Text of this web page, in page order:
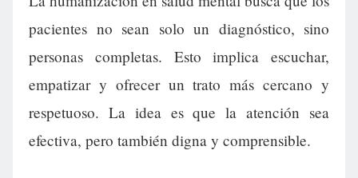
pacientes no sean solo un diagnóstico, sino
personas completas. Esto implica escuchar,
empatizar y ofrecer un trato más cercano y
respetuoso. La idea es que la atención sea
efectiva, pero también digna y comprensible.